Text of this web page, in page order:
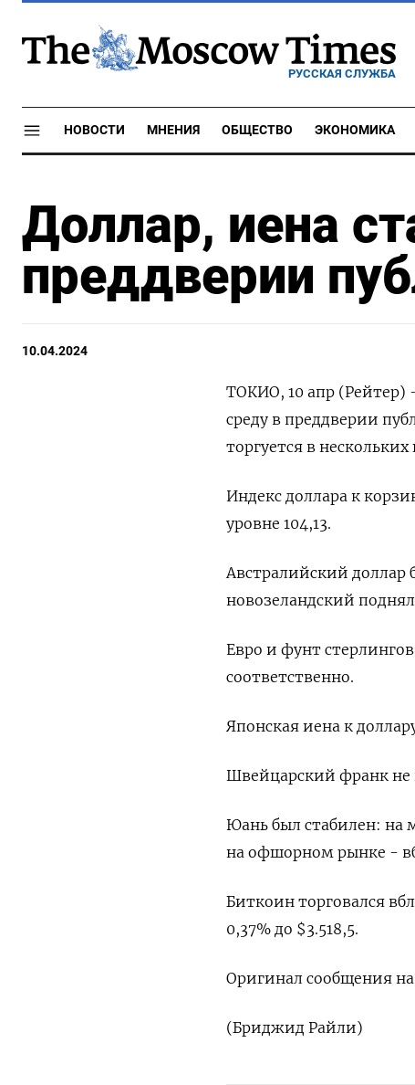
РУССКАЯ СЛУЖБА
НОВОСТИ МНЕНИЯ ОБЩЕСТВО ЭКОНОМИКА
Доллар, иена
преддверии
10.04.2024
ТОКИО, 10 апр (Рейтер)
среду в преддверии
торгуется в
Индекс доллара к
уровне 104,13​.
Австралийский
новозеландский
Евро и фунт
соответственно.
Японская иена к
Швейцарский франк не
Юань был стабилен: на
на офшорном рынке -
Биткоин торговался
0,37% до $3.518,5.
Оригинал сообщения
(Бриджид Райли)